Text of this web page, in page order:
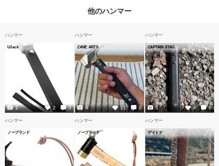
他のハンマー
ハンマー
UJack
2 0
1
ハンマー
ZANE ARTS
11 0
4
ハンマー
CAPTAIN STAG
4 0
1
ハンマー
ノーブランド
ハンマー
ノーブランド
ハンマー
デイトナ